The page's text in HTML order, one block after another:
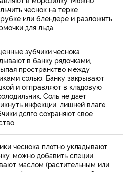
чеснок на терке,
или блендере и разложить
для льда.
зубчики чеснока
в банку рядочками,
пространство между
солью. Банку закрывают
и отправляют в кладовую
Соль не дает
инфекции, лишней влаге,
долго сохраняют свое
чеснока плотно укладывают
можно добавить специи,
маслом (растительным или